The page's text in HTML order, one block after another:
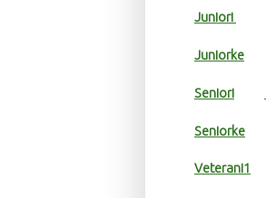
Juniori
Juniorke
Seniori
Seniorke
Veterani1